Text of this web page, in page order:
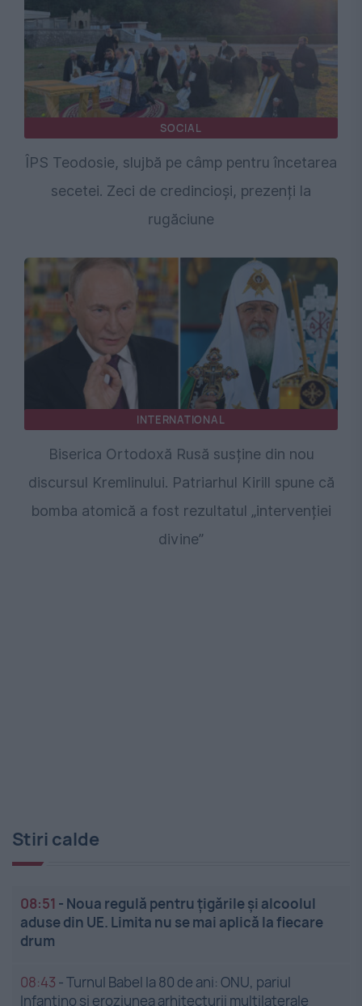
SOCIAL
ÎPS Teodosie, slujbă pe câmp pentru încetarea
secetei. Zeci de credincioși, prezenți la
rugăciune
INTERNATIONAL
Biserica Ortodoxă Rusă susține din nou
discursul Kremlinului. Patriarhul Kirill spune că
bomba atomică a fost rezultatul „intervenției
divine”
Stiri calde
08:51 - Noua regulă pentru țigările și alcoolul
aduse din UE. Limita nu se mai aplică la fiecare
drum
08:43 -Turnul Babel la 80 de ani: ONU, pariul
Infantino și eroziunea arhitecturii multilaterale